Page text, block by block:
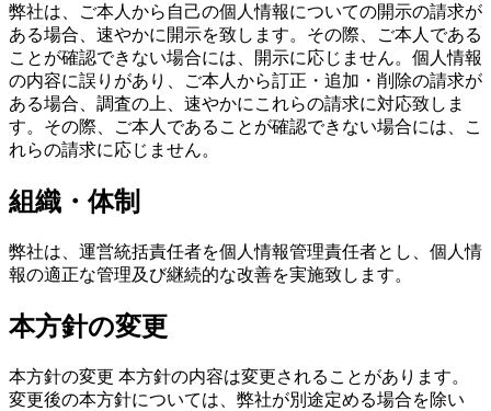
弊社は、ご本人から自己の個人情報についての開示の請求が
ある場合、速やかに開示を致します。その際、ご本人である
ことが確認できない場合には、開示に応じません。個人情報
の内容に誤りがあり、ご本人から訂正・追加・削除の請求が
ある場合、調査の上、速やかにこれらの請求に対応致しま
す。その際、ご本人であることが確認できない場合には、こ
れらの請求に応じません。
組織・体制
弊社は、運営統括責任者を個人情報管理責任者とし、個人情
報の適正な管理及び継続的な改善を実施致します。
本方針の変更
本方針の変更 本方針の内容は変更されることがあります。
変更後の本方針については、弊社が別途定める場合を除い